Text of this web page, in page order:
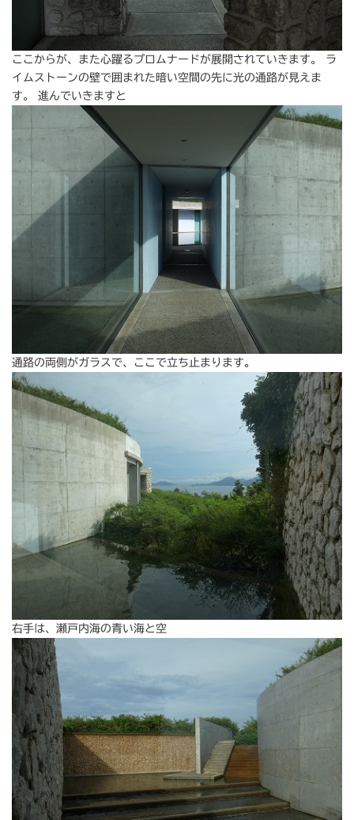
ここからが、また心躍るプロムナードが展開されていきます。 ラ
イムストーンの壁で囲まれた暗い空間の先に光の通路が見えま
す。 進んでいきますと
通路の両側がガラスで、ここで立ち止まります。
右手は、瀬戸内海の青い海と空